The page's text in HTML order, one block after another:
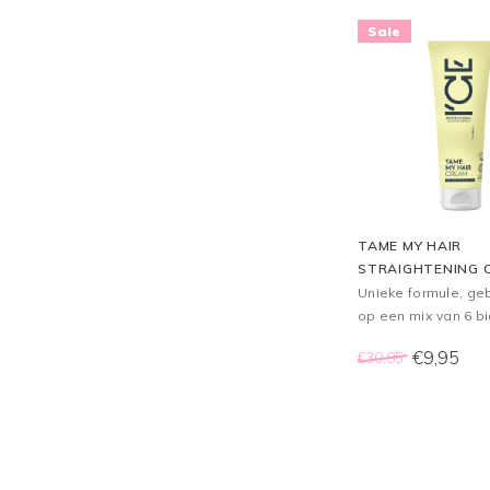
Sale
TAME MY HAIR
STRAIGHTENING
100ML
Unieke formule,
op een mix van 6
golvend en krullend
€30,85 €9,95